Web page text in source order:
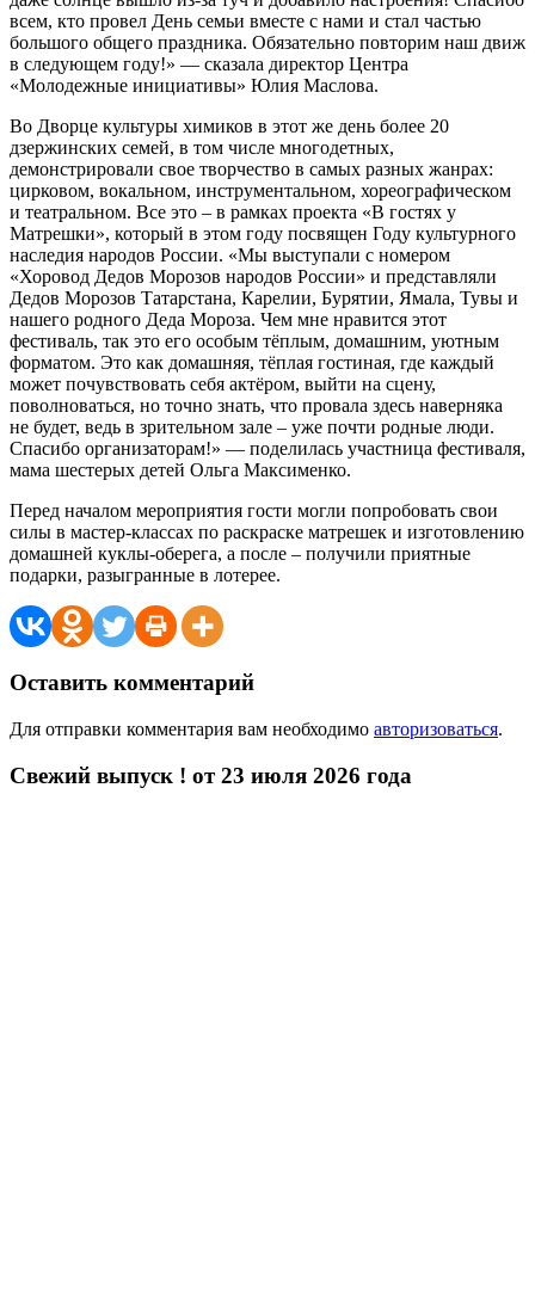
всем, кто провел День семьи вместе с нами и стал частью
большого общего праздника. Обязательно повторим наш движ
в следующем году!» — сказала директор Центра
«Молодежные инициативы» Юлия Маслова.
Во Дворце культуры химиков в этот же день более 20
дзержинских семей, в том числе многодетных,
демонстрировали свое творчество в самых разных жанрах:
цирковом, вокальном, инструментальном, хореографическом
и театральном. Все это – в рамках проекта «В гостях у
Матрешки», который в этом году посвящен Году культурного
наследия народов России. «Мы выступали с номером
«Хоровод Дедов Морозов народов России» и представляли
Дедов Морозов Татарстана, Карелии, Бурятии, Ямала, Тувы и
нашего родного Деда Мороза. Чем мне нравится этот
фестиваль, так это его особым тёплым, домашним, уютным
форматом. Это как домашняя, тёплая гостиная, где каждый
может почувствовать себя актёром, выйти на сцену,
поволноваться, но точно знать, что провала здесь наверняка
не будет, ведь в зрительном зале – уже почти родные люди.
Спасибо организаторам!» — поделилась участница фестиваля,
мама шестерых детей Ольга Максименко.
Перед началом мероприятия гости могли попробовать свои
силы в мастер-классах по раскраске матрешек и изготовлению
домашней куклы-оберега, а после – получили приятные
подарки, разыгранные в лотерее.
Оставить комментарий
Для отправки комментария вам необходимо авторизоваться.
Свежий выпуск ! от 23 июля 2026 года